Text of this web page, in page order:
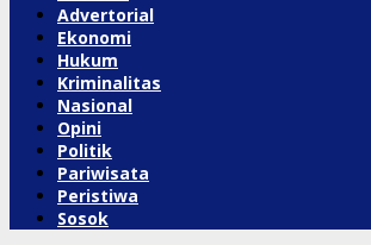
Advertorial
Ekonomi
Hukum
Kriminalitas
Nasional
Opini
Politik
Pariwisata
Peristiwa
Sosok